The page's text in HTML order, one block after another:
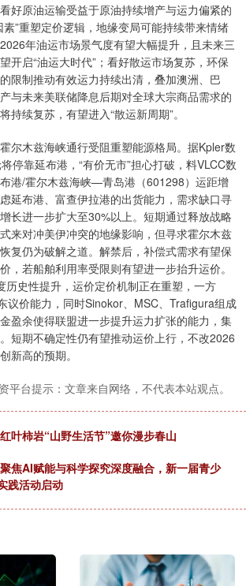
原油运输受益于原油持续增产与运力偏紧的
”重塑定价逻辑，地缘变局可能持续带来情绪
年油运市场景气度有望大幅提升，且未来三
开启“油运大时代”；看好散运市场复苏，环保
限制推动有效运力持续出清，叠加澳洲、巴
与未来美联储降息后期对全球大宗商品需求的
持续复苏，有望进入“散运新周期”。
木兹海峡通行受阻重塑能源格局。据Kpler数
停靠延布港，“有价无市”担心打破，料VLCC数
港/霍尔木兹海峡—青岛港（601298）运距增
延布港、富查伊拉港的出货能力，需求缺口寻
长进一步扩大至30%以上。短期通过释放战略
来对冲美伊冲突的地缘影响，但寻求霍尔木兹
复仍为破解之道。解禁后，补偿式需求有望保
，若船舶利用率受限则有望进一步抬升运价。
历史性提升，运价定价机制正在重塑，一方
议价能力，同时Sinokor、MSC、Trafigura组成
盈余使得联盟进一步提升运力扩张的能力，集
短期不确定性仍有望推动运价上行，不改2026
新高的预期。
平台提示：文章来自网络，不代表本站观点。
叶柿岩“山野生活节”邀你漫步春山
焦AI赋能与科学探究深度融合，新一届青少
践活动启动